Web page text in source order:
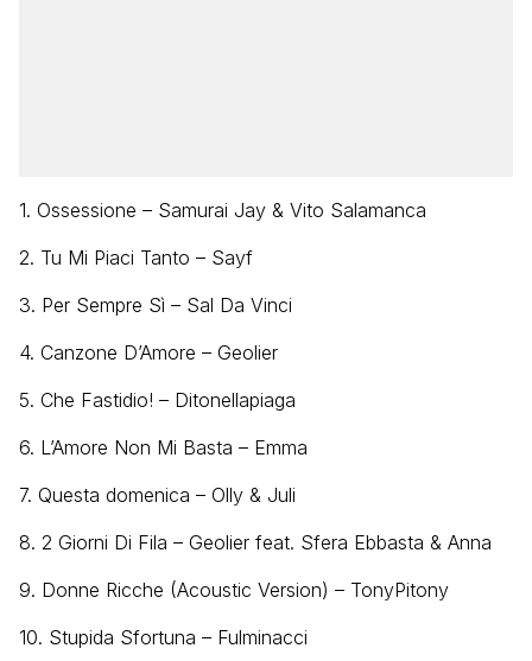
1. Ossessione – Samurai Jay & Vito Salamanca
2. Tu Mi Piaci Tanto – Sayf
3. Per Sempre Sì – Sal Da Vinci
4. Canzone D’Amore – Geolier
5. Che Fastidio! – Ditonellapiaga
6. L’Amore Non Mi Basta – Emma
7. Questa domenica – Olly & Juli
8. 2 Giorni Di Fila – Geolier feat. Sfera Ebbasta & Anna
9. Donne Ricche (Acoustic Version) – TonyPitony
10. Stupida Sfortuna – Fulminacci